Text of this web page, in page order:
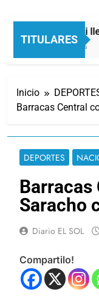
TITULARES
Lionel Messi
39 Minutos Atrás
Inicio
Barracas Central
DEPORTES
Barracas
Saracho
Diario EL SOL
Compartilo!